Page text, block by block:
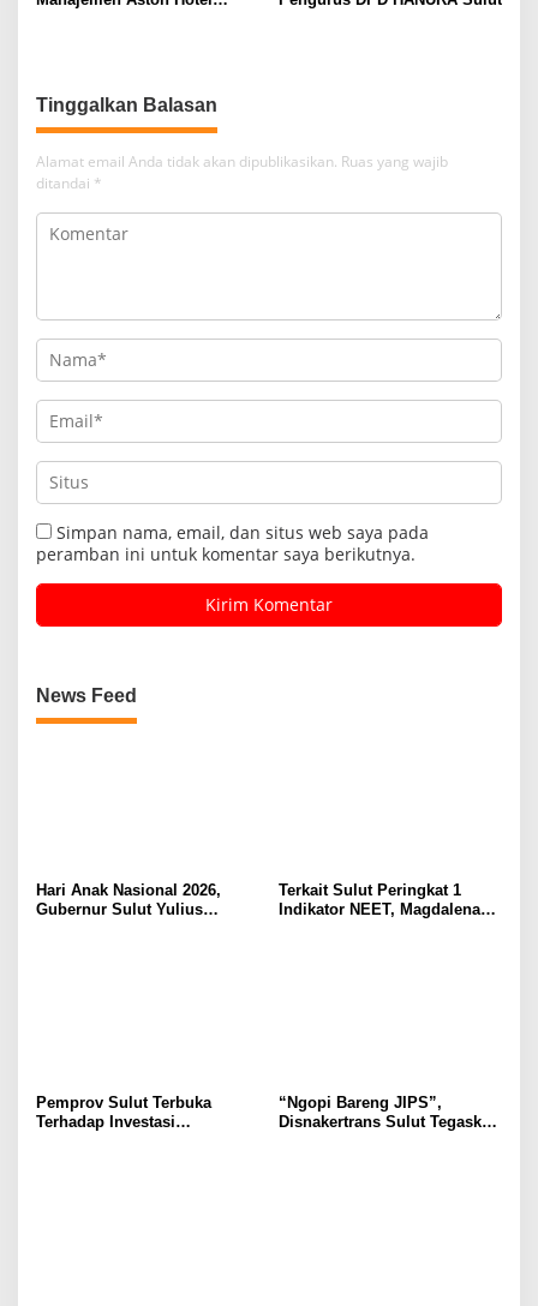
Tinggalkan Balasan
Alamat email Anda tidak akan dipublikasikan. Ruas yang wajib
ditandai *
Simpan nama, email, dan situs web saya pada
peramban ini untuk komentar saya berikutnya.
News Feed
Hari Anak Nasional 2026,
Gubernur Sulut Yulius
Terkait Sulut Peringkat 1
Indikator NEET, Magdalena
Pemprov Sulut Terbuka
Terhadap Investasi
“Ngopi Bareng JIPS”,
Disnakertrans Sulut Tegaskan